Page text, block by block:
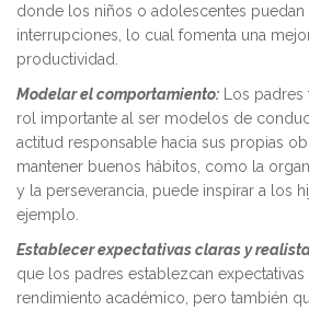
donde los niños o adolescentes puedan
interrupciones, lo cual fomenta una
productividad.
Modelar el comportamiento: Los
rol importante al ser modelos de
actitud responsable hacia sus propias
mantener buenos hábitos, como la
y la perseverancia, puede inspirar a los
ejemplo.
Establecer expectativas claras y
que los padres establezcan expectativas
rendimiento académico, pero también